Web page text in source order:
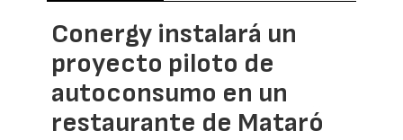
Conergy instalará un
proyecto piloto de
autoconsumo en un
restaurante de Mataró